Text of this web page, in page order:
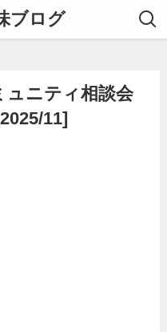
ブログ
ュニティ相談会
11]